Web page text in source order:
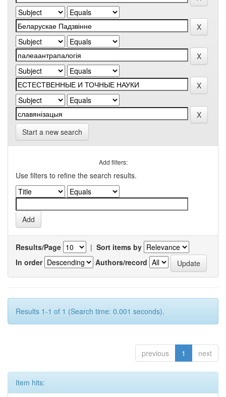
Start a new search
Add filters:
Use filters to refine the search results.
Results/Page | Sort items by
In order
Authors/record
Results 1-1 of 1 (Search time: 0.001 seconds).
previous 1 next
Item hits: